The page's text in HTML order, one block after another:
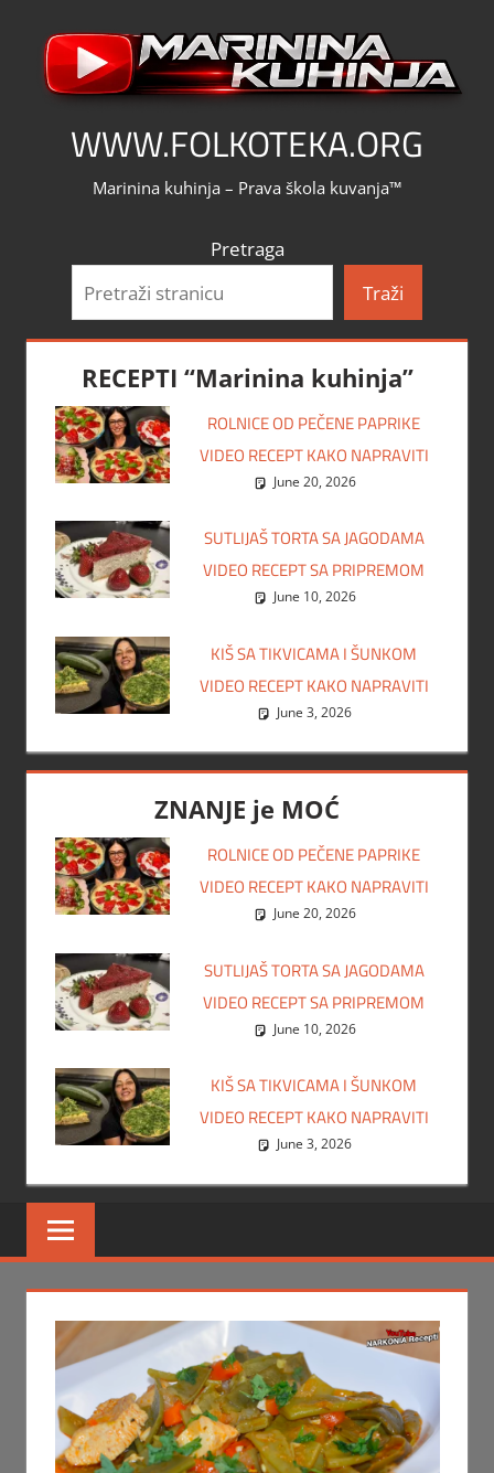
content
WWW.FOLKOTEKA.ORG
Marinina kuhinja – Prava škola kuvanja™
Pretraga
Traži
RECEPTI “Marinina kuhinja”
ROLNICE OD PEČENE PAPRIKE
VIDEO RECEPT KAKO NAPRAVITI
June 20, 2026
SUTLIJAŠ TORTA SA JAGODAMA
VIDEO RECEPT SA PRIPREMOM
June 10, 2026
KIŠ SA TIKVICAMA I ŠUNKOM
VIDEO RECEPT KAKO NAPRAVITI
June 3, 2026
ZNANJE je MOĆ
ROLNICE OD PEČENE PAPRIKE
VIDEO RECEPT KAKO NAPRAVITI
June 20, 2026
SUTLIJAŠ TORTA SA JAGODAMA
VIDEO RECEPT SA PRIPREMOM
June 10, 2026
KIŠ SA TIKVICAMA I ŠUNKOM
VIDEO RECEPT KAKO NAPRAVITI
June 3, 2026